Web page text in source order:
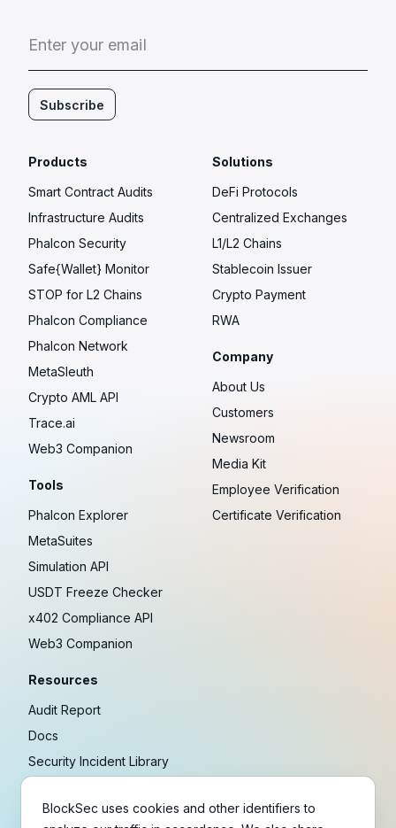
Enter your email
Subscribe
Products
Smart Contract Audits
Infrastructure Audits
Phalcon Security
Safe{Wallet} Monitor
STOP for L2 Chains
Phalcon Compliance
Phalcon Network
MetaSleuth
Crypto AML API
Trace.ai
Web3 Companion
Tools
Phalcon Explorer
MetaSuites
Simulation API
USDT Freeze Checker
x402 Compliance API
Web3 Companion
Resources
Audit Report
Docs
Security Incident Library
Research
Solutions
DeFi Protocols
Centralized Exchanges
L1/L2 Chains
Stablecoin Issuer
Crypto Payment
RWA
Company
About Us
Customers
Newsroom
Media Kit
Employee Verification
Certificate Verification
BlockSec uses cookies and other identifiers to